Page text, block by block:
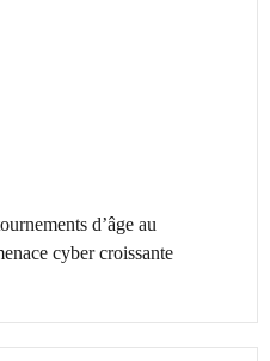
d’âge au
cyber croissante